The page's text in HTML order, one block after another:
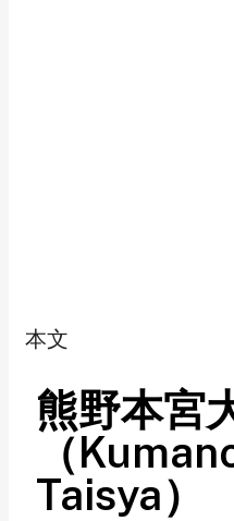
本文
熊野本宮
（
Taisya）